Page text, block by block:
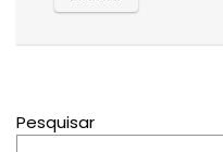
Pesquisar